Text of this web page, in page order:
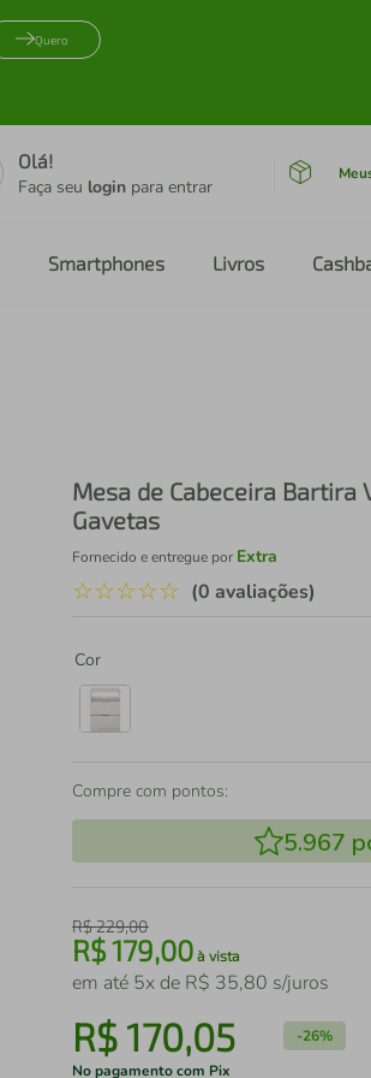
Quero
Olá!
Faça seu login para entrar
Smartphones Livros
Mesa de Cabeceira Bartira
Gavetas
Fornecido e entregue por Extra
☆☆☆☆☆ (0 avaliações)
Cor
Compre com pontos:
5.967
R$229,00
R$179,00 à vista
em até 5x de R$ 35,80 s/juros
R$170,05 -26%
No pagamento com Pix